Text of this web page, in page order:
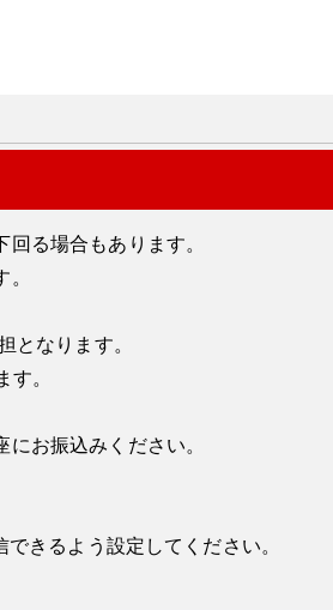
る場合もあります。
となります。
。
お振込みください。
きるよう設定してください。